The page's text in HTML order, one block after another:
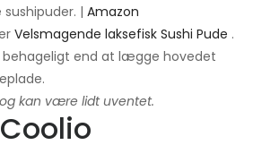
| Amazon
Velsmagende laksefisk Sushi Pude .
end at lægge hovedet
kan være lidt uventet.